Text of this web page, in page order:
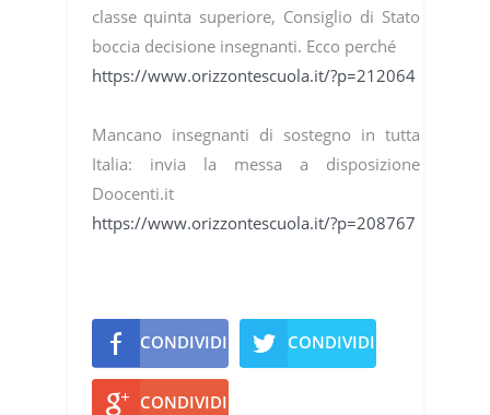
classe quinta superiore, Consiglio di Stato
boccia decisione insegnanti. Ecco perché
https://www.orizzontescuola.it/?p=212064
Mancano insegnanti di sostegno in tutta
Italia: invia la messa a disposizione
Doocenti.it
https://www.orizzontescuola.it/?p=208767
CONDIVIDI CONDIVIDI
CONDIVIDI